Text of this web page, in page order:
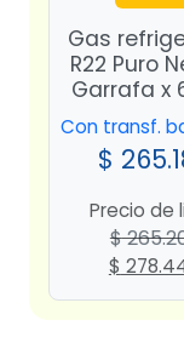
Gas
R22 Puro
Garrafa x
Con transf.
$
Precio de
$
El
$